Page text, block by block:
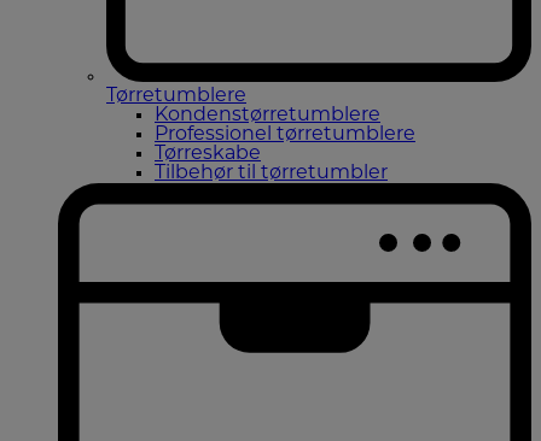
Tørretumblere
Kondenstørretumblere
Professionel tørretumblere
Tørreskabe
Tilbehør til tørretumbler